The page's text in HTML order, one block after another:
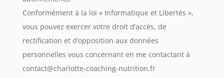
Conformément à la loi « Informatique et Libertés »,
vous pouvez exercer votre droit d’accès, de
rectification et d’opposition aux données
personnelles vous concernant en me contactant à
contact@charlotte-coaching-nutrition.fr